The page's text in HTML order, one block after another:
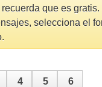
que es
selecciona el
4 5 6